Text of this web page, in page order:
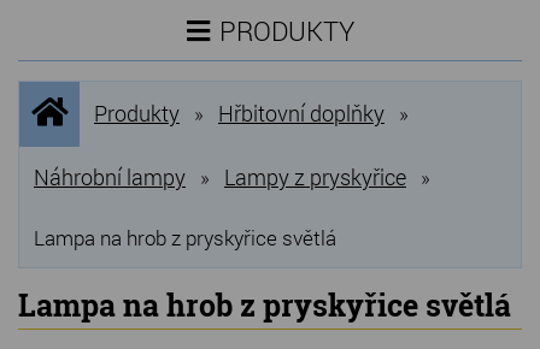
PRODUKTY
NOVINKY
NEJPRODÁVANĚJŠÍ
VÝPRODEJ
Produkty
Grilovací, pečící kameny
Lávové grilovací kameny
Úvodní
stránka
Produkty » Hřbitovní doplňky »
Náhrobní lampy » Lampy z pryskyřice »
Lampa na hrob z pryskyřice světlá
Lampa na hrob z pryskyřice světlá